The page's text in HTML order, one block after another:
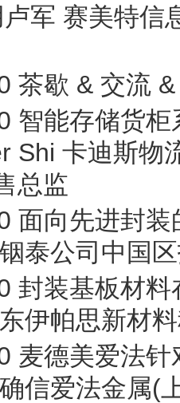
军 赛美特信
茶歇 & 交流
智能存储货
Shi 卡迪斯物
总监
面向先进封
泰公司中国
封装基板材
伊帕思新材
麦德美爱法
信爱法金属(